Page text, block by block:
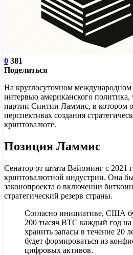
0 381
Поделиться
На круглосуточном
интервью американского политика,
партии Синтии Ламмис, в котором
перспективах создания
криптовалюте.
Позиция Ламмис
Сенатор от штата Вайоминг с 2021
криптовалютной индустрии. Она
законопроекта о включении
стратегический резерв страны.
Согласно инициативе, США
200 тысяч BTC каждый год
хранить запасы в течение 20
будет формироваться из
цифровых активов.